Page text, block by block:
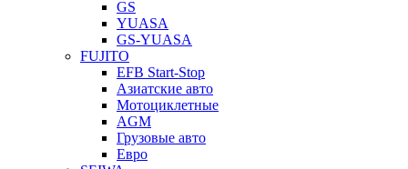
GS
YUASA
GS-YUASA
FUJITO
EFB Start-Stop
Азиатские авто
Мотоциклетные
AGM
Грузовые авто
Евро